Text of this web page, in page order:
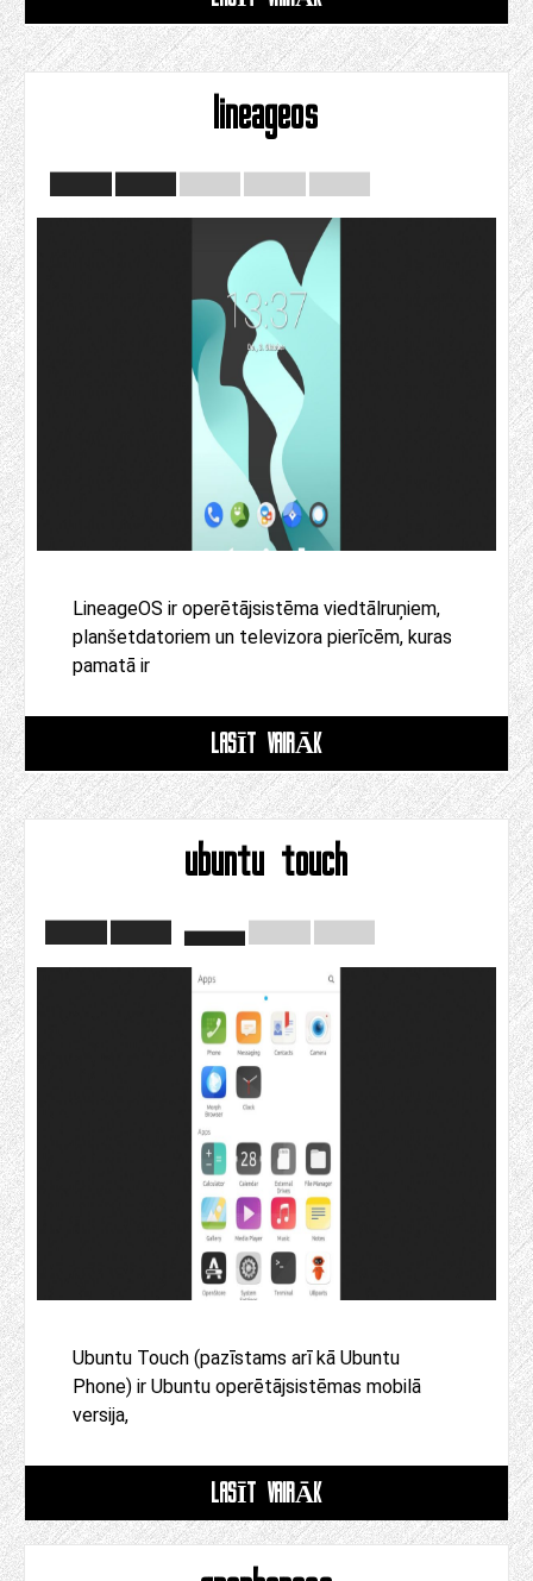
lineageos
LineageOS ir operētājsistēma viedtālruņiem,
planšetdatoriem un televizora pierīcēm, kuras
pamatā ir
LASĪT VAIRĀK
ubuntu touch
Ubuntu Touch (pazīstams arī kā Ubuntu
Phone) ir Ubuntu operētājsistēmas mobilā
versija,
LASĪT VAIRĀK